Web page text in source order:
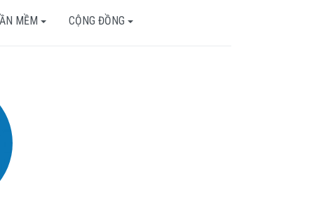
MỀM CỘNG ĐỒNG